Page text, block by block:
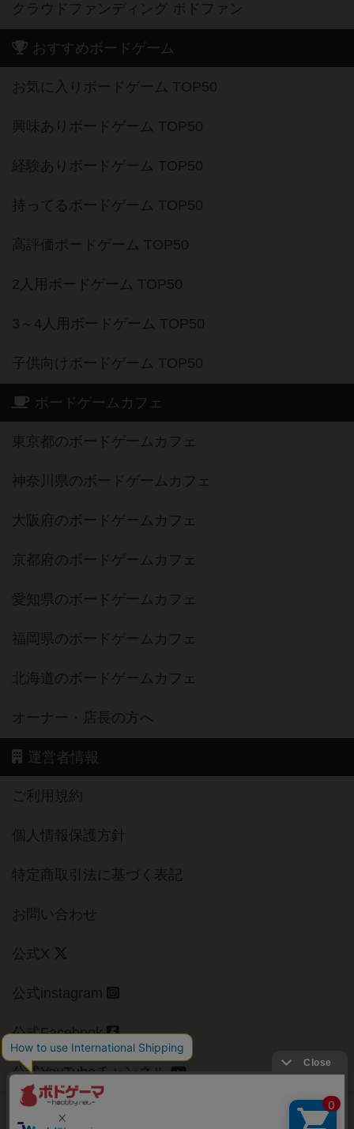
クラウドファンディング ボドファン
おすすめボードゲーム
お気に入りボードゲーム TOP50
興味ありボードゲーム TOP50
経験ありボードゲーム TOP50
持ってるボードゲーム TOP50
高評価ボードゲーム TOP50
2人用ボードゲーム TOP50
3～4人用ボードゲーム TOP50
子供向けボードゲーム TOP50
ボードゲームカフェ
東京都のボードゲームカフェ
神奈川県のボードゲームカフェ
大阪府のボードゲームカフェ
京都府のボードゲームカフェ
愛知県のボードゲームカフェ
福岡県のボードゲームカフェ
北海道のボードゲームカフェ
オーナー・店長の方へ
運営者情報
ご利用規約
個人情報保護方針
特定商取引法に基づく表記
お問い合わせ
公式X
公式instagram
公式Facebook
公式YouTubeチャンネル